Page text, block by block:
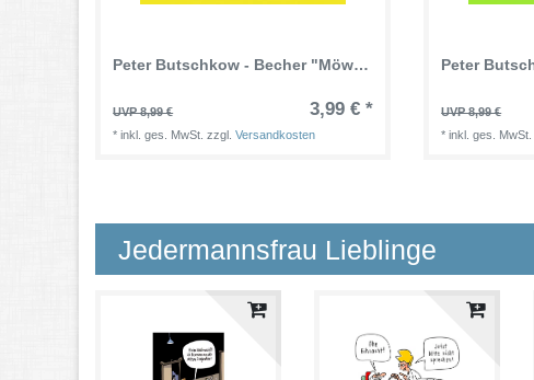
Peter Butschkow - Becher "Möwen auf der Bank"
UVP 8,99 € 3,99 € *
*inkl. ges. MwSt. zzgl.Versandkosten
UVP 8,99 €
*inkl. ges. MwSt.
Jedermannsfrau Lieblinge